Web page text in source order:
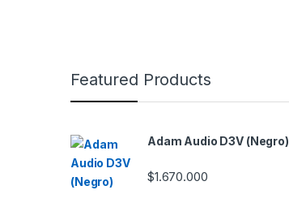
Featured Products
Adam Audio D3V (Negro)
$1.670.000